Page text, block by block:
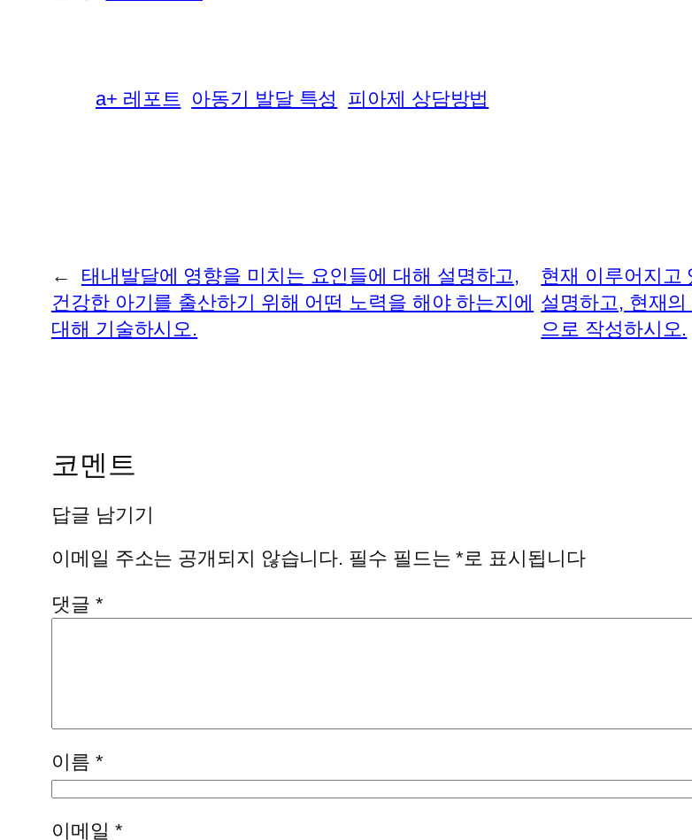
a+ 레포트 아동기 발달 특성 피아제 상담방법
←
태내발달에 영향을 미치는 요인들에 대해 설명하고,
건강한 아기를 출산하기 위해 어떤 노력을 해야 하는지에
대해 기술하시오.
현재 이루어지고
설명하고, 현재
으로 작성하시오.
코멘트
답글 남기기
이메일 주소는 공개되지 않습니다. 필수 필드는* 로 표시됩니다
댓글 *
이름 *
이메일 *